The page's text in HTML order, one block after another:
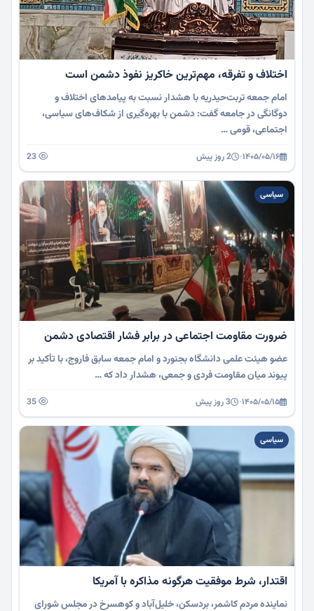
اختلاف و تفرقه، مهم‌ترین خاکریز نفوذ دشمن است
امام جمعه تربت‌حیدریه با هشدار نسبت به پیامدهای اختلاف و
دوگانگی در جامعه گفت: دشمن با بهره‌گیری از شکاف‌های سیاسی،
اجتماعی، قومی …
۱۴۰۵/۰۵/۱۶· 2 روز پیش
سیاسی
ضرورت مقاومت اجتماعی در برابر فشار اقتصادی دشمن
عضو هیئت علمی دانشگاه بجنورد و امام جمعه سابق فاروج، با تأکید بر
پیوند میان مقاومت فردی و جمعی، هشدار داد که …
۱۴۰۵/۰۵/۱۵· 3 روز پیش
سیاسی
اقتدار، شرط موفقیت هرگونه مذاکره با آمریکا
نماینده مردم کاشمر، بردسکن، خلیل‌آباد و کوهسرخ در مجلس شورای